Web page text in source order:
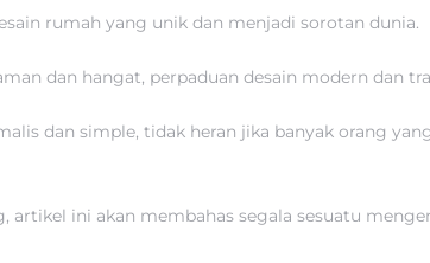
rumah yang unik dan menjadi sorotan dunia.
dan hangat, perpaduan desain modern dan
dan simple, tidak heran jika banyak orang
ini akan membahas segala sesuatu